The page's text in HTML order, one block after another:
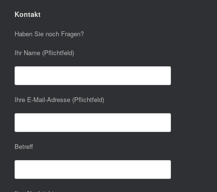
Kontakt
Haben Sie noch Fragen?
Ihr Name (Pflichtfeld)
Ihre E-Mail-Adresse (Pflichtfeld)
Betreff